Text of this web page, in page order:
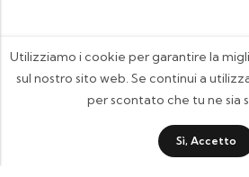
Utilizziamo i cookie per garantire la
sul nostro sito web. Se continui a
per scontato che tu ne sia
Sì, Accetto